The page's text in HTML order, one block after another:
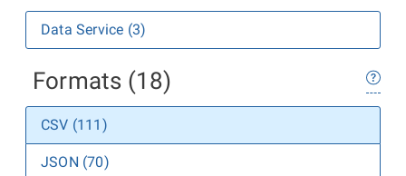
Data Service (3)
Formats (18)
CSV (111)
JSON (70)